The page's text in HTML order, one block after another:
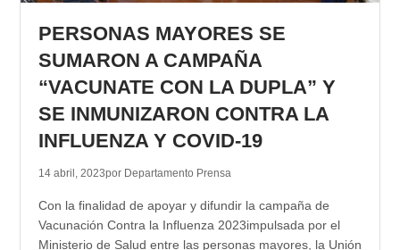
PERSONAS MAYORES SE
SUMARON A CAMPAÑA
“VACUNATE CON LA DUPLA” Y
SE INMUNIZARON CONTRA LA
INFLUENZA Y COVID-19
14 abril, 2023por Departamento Prensa
Con la finalidad de apoyar y difundir la campaña de
Vacunación Contra la Influenza 2023impulsada por el
Ministerio de Salud entre las personas mayores, la Unión